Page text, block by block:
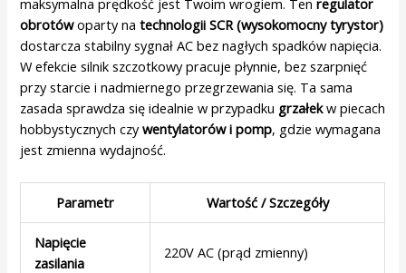
maksymalna prędkość jest Twoim wrogiem. Tenregulator
obrotówoparty natechnologii SCR (wysokomocny tyrystor)
dostarcza stabilny sygnał AC bez nagłych spadków napięcia.
W efekcie silnik szczotkowy pracuje płynnie, bez szarpnięć
przy starcie i nadmiernego przegrzewania się. Ta sama
zasada sprawdza się idealnie w przypadku grzałekw piecach
hobbystycznych czywentylatorów i pomp, gdzie wymagana
jest zmienna wydajność.
Parametr Wartość / Szczegóły
Napięcie
zasilania
220V AC (prąd zmienny)